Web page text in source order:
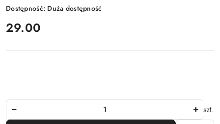
Dostępność: Duża dostępność
cena:
29.00
szt.